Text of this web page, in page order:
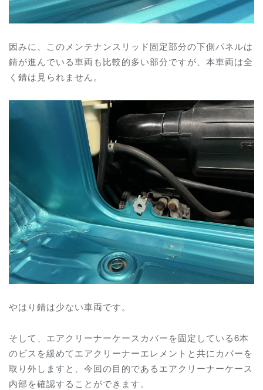
因みに、このメンテナンスリッド固定部分の下側パネルは
錆が進んでいる車両も比較的多い部分ですが、本車両は全
く錆は見られません。
やはり錆は少ない車両です。
そして、エアクリーナーケースカバーを固定している6本
のビスを緩めてエアクリーナーエレメントと共にカバーを
取り外しますと、今回の目的であるエアクリーナーケース
内部を確認することができます。